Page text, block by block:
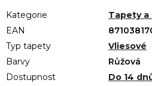
Kategorie
Tapety
EAN
Typ tapety
Vliesové
Barvy
Růžová
Dostupnost
Do 14